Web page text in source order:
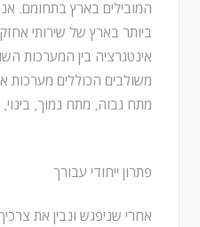
המובילים בארץ בתחומם.
ביותר בארץ של שירותי
אינטגרציה בין המערכות
משולבים הכוללים מערכות
מתח גבוה, מתח נמוך, בינוי,
פתרון ייחודי עבורך
אחרי שניפגש ונבין את